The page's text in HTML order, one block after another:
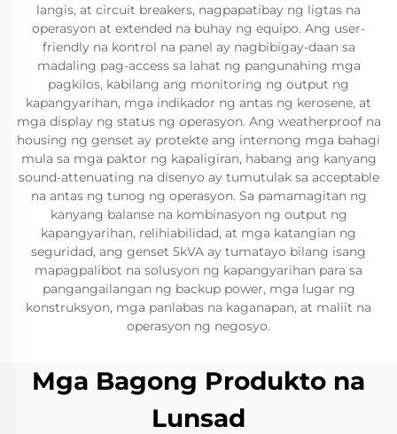
langis, at circuit breakers, nagpapatibay ng ligtas na
operasyon at extended na buhay ng equipo. Ang user-
friendly na kontrol na panel ay nagbibigay-daan sa
madaling pag-access sa lahat ng pangunahing mga
pagkilos, kabilang ang monitoring ng output ng
kapangyarihan, mga indikador ng antas ng kerosene, at
mga display ng status ng operasyon. Ang weatherproof na
housing ng genset ay protekte ang internong mga bahagi
mula sa mga paktor ng kapaligiran, habang ang kanyang
sound-attenuating na disenyo ay tumutulak sa acceptable
na antas ng tunog ng operasyon. Sa pamamagitan ng
kanyang balanse na kombinasyon ng output ng
kapangyarihan, relihiabilidad, at mga katangian ng
seguridad, ang genset 5kVA ay tumatayo bilang isang
mapagpalibot na solusyon ng kapangyarihan para sa
pangangailangan ng backup power, mga lugar ng
konstruksyon, mga panlabas na kaganapan, at maliit na
operasyon ng negosyo.
Mga Bagong Produkto na
Lunsad